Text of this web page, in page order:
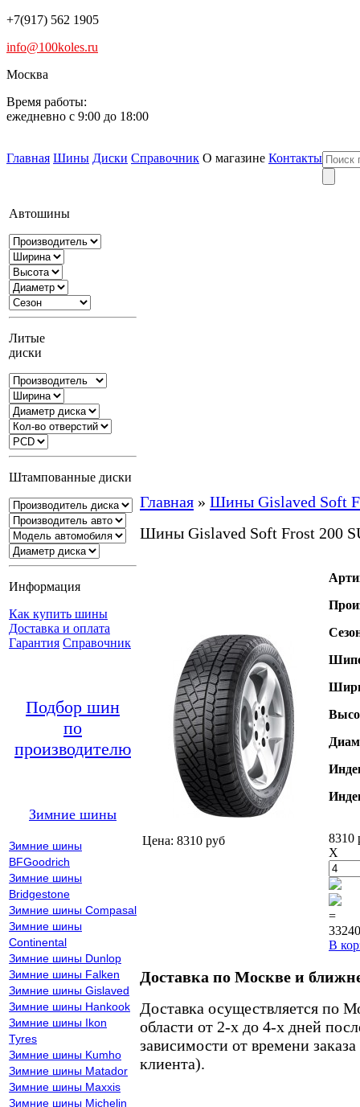
+7(917) 562 1905
info@100koles.ru
Москва
Время работы:
ежедневно с 9:00 до 18:00
Главная Шины Диски Справочник О магазине Контакты
Автошины
Литые
диски
Штампованные диски
Информация
Как купить шины
Доставка и оплата
Гарантия Справочник
Подбор шин
по
производителю
Зимние шины
Зимние шины
BFGoodrich
Зимние шины
Bridgestone
Зимние шины Compasal
Зимние шины
Continental
Зимние шины Dunlop
Зимние шины Falken
Зимние шины Gislaved
Зимние шины Hankook
Зимние шины Ikon
Tyres
Зимние шины Kumho
Зимние шины Matador
Зимние шины Maxxis
Зимние шины Michelin
Главная » Шины Gislaved Soft
Шины Gislaved Soft Frost 200
Цена: 8310 руб
8310
X
=
В
Доставка по Москве и
Доставка осуществляется по
области от 2-х до 4-х дней
зависимости от времени
клиента).